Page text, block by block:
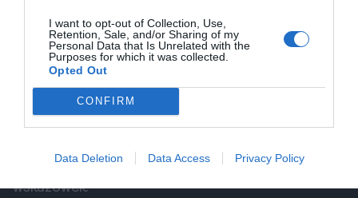
I want to opt-out of Collection, Use,
Retention, Sale, and/or Sharing of my
Personal Data that Is Unrelated with the
Purposes for which it was collected.
Opted Out
CONFIRM
Data Deletion Data Access Privacy Policy
spróbowaniem tejście potrawy podawanej w
najbardziej urokliwych kawiarniach w mieście!
Bezpieczeństwo w Wenecji
Wenecja jest jednym z bezpieczniejszych miast w
Europie. Niemniej jednak warto przestrzegać
nieprzyjemnych sytuacji. Oto несколько
wskazówek: